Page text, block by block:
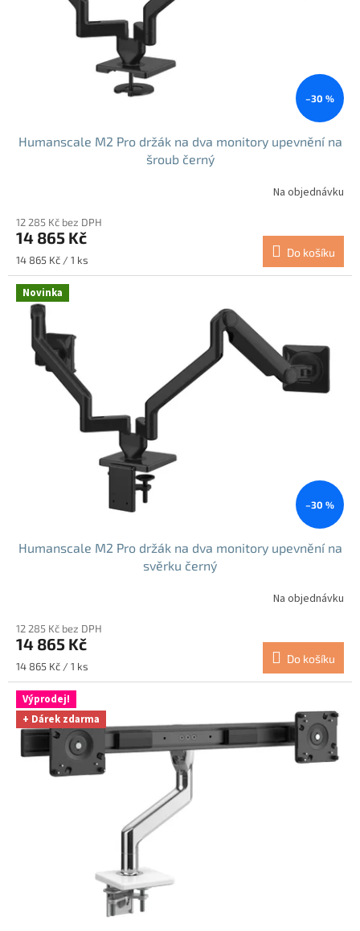
–30 %
Humanscale M2 Pro držák na dva monitory upevnění na
šroub černý
Na objednávku
12 285 Kč bez DPH
14 865 Kč
Měrná
cena:
14 865 Kč / 1 ks
Do košíku
Novinka
–30 %
Humanscale M2 Pro držák na dva monitory upevnění na
svěrku černý
Na objednávku
12 285 Kč bez DPH
14 865 Kč
Měrná
cena:
14 865 Kč / 1 ks
Do košíku
Výprodej!
+ Dárek zdarma